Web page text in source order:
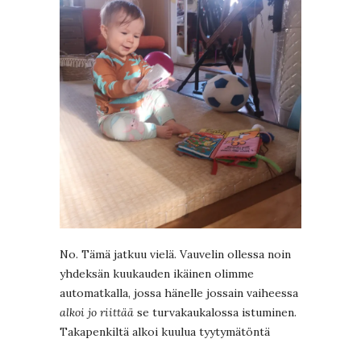
No. Tämä jatkuu vielä. Vauvelin ollessa noin
yhdeksän kuukauden ikäinen olimme
automatkalla, jossa hänelle jossain vaiheessa
alkoi jo riittää se turvakaukalossa istuminen.
Takapenkiltä alkoi kuulua tyytymätöntä